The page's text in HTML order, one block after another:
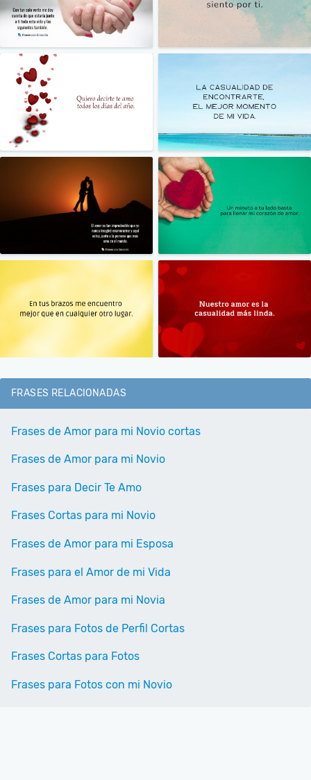
FRASES RELACIONADAS
Frases de Amor para mi Novio cortas
Frases de Amor para mi Novio
Frases para Decir Te Amo
Frases Cortas para mi Novio
Frases de Amor para mi Esposa
Frases para el Amor de mi Vida
Frases de Amor para mi Novia
Frases para Fotos de Perfil Cortas
Frases Cortas para Fotos
Frases para Fotos con mi Novio